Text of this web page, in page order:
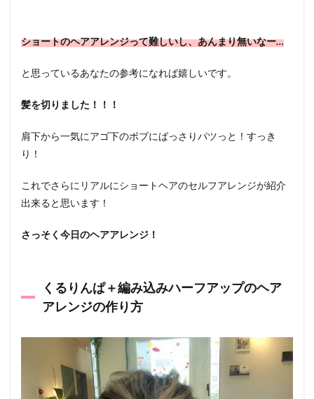
ショートのヘアアレンジって難しいし、あんまり無いなー…
と思っているあなたの参考になれば嬉しいです。
髪を切りました！！！
肩下から一気にアゴ下のボブにばっさりパツっと！すっき
り！
これでさらにリアルにショートヘアのセルフアレンジが紹介
出来ると思います！
さっそく今日のヘアアレンジ！
くるりんぱ＋編み込みハーフアップのヘア
アレンジの作り方